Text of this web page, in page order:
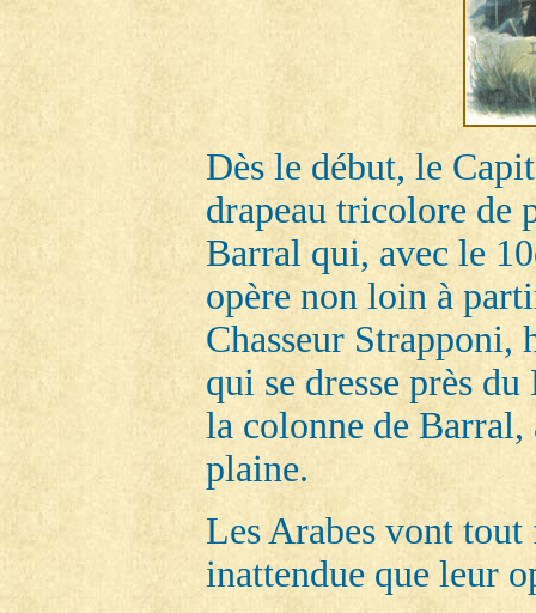
Dès le début, le
drapeau tricolore de
Barral qui, avec le
opère non loin à
Chasseur Strapponi,
qui se dresse près
la colonne de Barral,
plaine.
Les Arabes vont
inattendue que leur